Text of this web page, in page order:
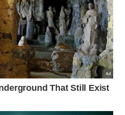
interior e compreender
na prática, assista a esta
produzida pelocanal
do YouTube: